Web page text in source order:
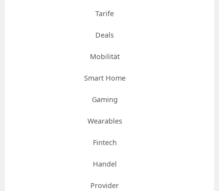
Tarife
Deals
Mobilität
Smart Home
Gaming
Wearables
Fintech
Handel
Provider